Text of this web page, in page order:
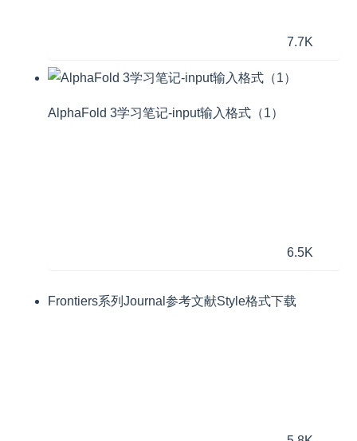
7.7K
AlphaFold 3学习笔记-input输入格式（1）
6.5K
Frontiers系列Journal参考文献Style格式下载